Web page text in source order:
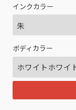
インクカラー
ボディカラー